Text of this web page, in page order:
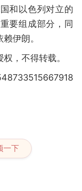
和以色列对立的
要组成部分，同
伊朗。
，不得转载。
一下